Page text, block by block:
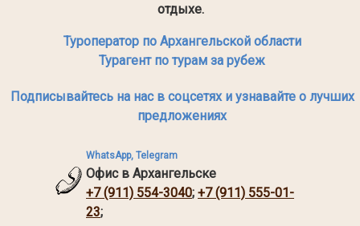
отдыхе.
Туроператор по Архангельской области
Турагент по турам за рубеж
Подписывайтесь на нас в соцсетях и узнавайте о лучших
предложениях
WhatsApp, Telegram
Офис в Архангельске
+7 (911) 554-3040; +7 (911) 555-01-
23;